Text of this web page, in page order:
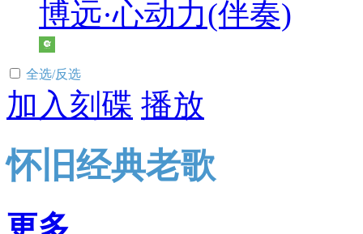
博远·心动力(伴奏)
全选/反选
加入刻碟 播放
怀旧经典老歌